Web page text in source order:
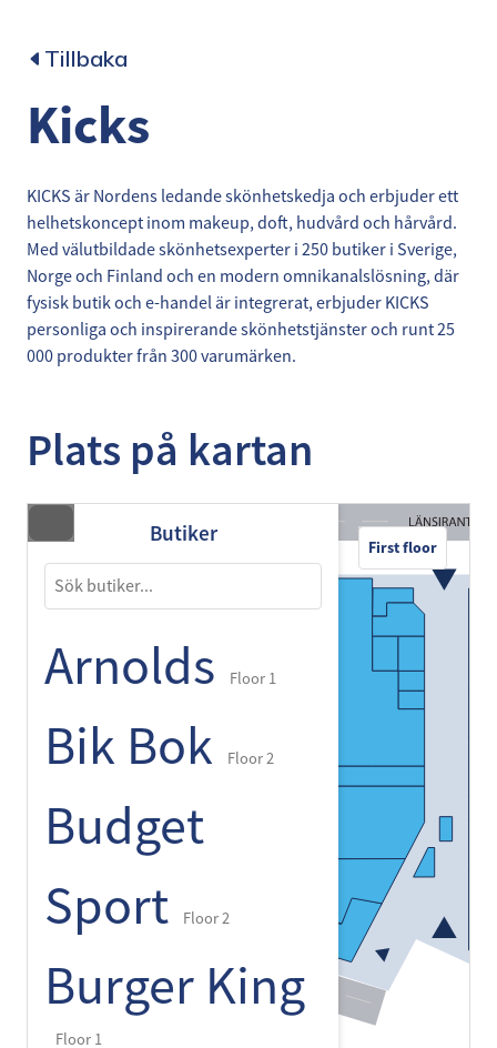
Tillbaka
Kicks
KICKS är Nordens ledande skönhetskedja och erbjuder ett
helhetskoncept inom makeup, doft, hudvård och hårvård.
Med välutbildade skönhetsexperter i 250 butiker i Sverige,
Norge och Finland och en modern omnikanalslösning, där
fysisk butik och e-handel är integrerat, erbjuder KICKS
personliga och inspirerande skönhetstjänster och runt 25
000 produkter från 300 varumärken.
Plats på kartan
Butiker
Arnolds Floor 1
Bik Bok Floor 2
Budget
Sport
Floor 2
Burger King
Floor 1
First floor